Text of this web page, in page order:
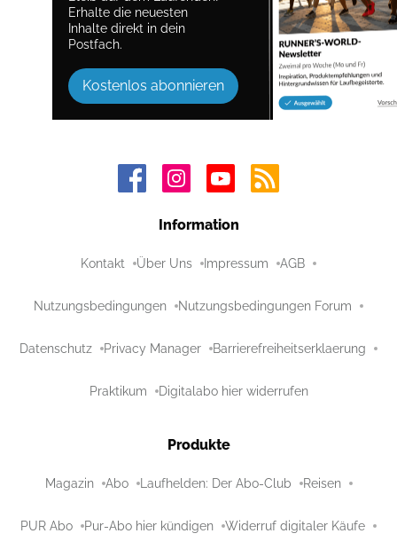
Erhalte die neuesten
Inhalte direkt in dein
Postfach.
Kostenlos abonnieren
Information
Kontakt Über Uns Impressum AGB
Nutzungsbedingungen Nutzungsbedingungen Forum
Datenschutz Privacy Manager Barrierefreiheitserklaerung
Praktikum Digitalabo hier widerrufen
Produkte
Magazin Abo Laufhelden: Der Abo-Club Reisen
PUR Abo Pur-Abo hier kündigen Widerruf digitaler Käufe